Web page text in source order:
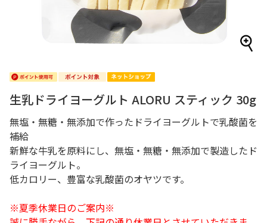
生乳ドライヨーグルト ALORU スティック 30g
無塩・無糖・無添加で作ったドライヨーグルトで乳酸菌を
補給
新鮮な牛乳を原料にし、無塩・無糖・無添加で製造したド
ライヨーグルト。
低カロリー、豊富な乳酸菌のオヤツです。
※夏季休業日のご案内※